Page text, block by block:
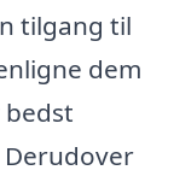
tilgang til
dem
Derudover